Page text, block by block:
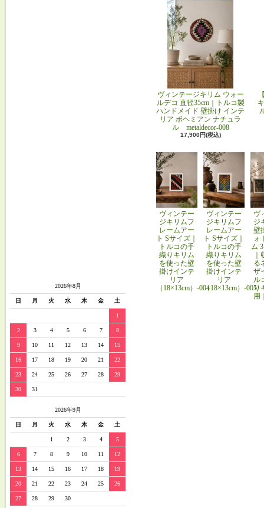
2026年8月
日 月 火 水 木 金 土
1
2 3 4 5 6 7 8
9 10 11 12 13 14 15
16 17 18 19 20 21 22
23 24 25 26 27 28 29
30 31
2026年9月
日 月 火 水 木 金 土
1 2 3 4 5
6 7 8 9 10 11 12
13 14 15 16 17 18 19
20 21 22 23 24 25 26
27 28 29 30
ヴィンテージキリム ウォー
ルデコ 直径35cm｜トルコ製
ハンドメイド 壁掛け インテ
リア ボヘミアン ナチュラ
ル metaldecor-008
17,900円(税込)
ヴィンテー
ジキリムフ
レームアー
ト Sサイズ｜
トルコの手
織りキリム
を使った壁
掛けインテ
リア
（18×13cm）-004
ヴィンテー
ジキリムフ
レームアー
ト Sサイズ｜
トルコの手
織りキリム
を使った壁
掛けインテ
リア
（18×13cm）-005
ヴ
ジ
壁
ォ
ム
る
ザ
ル
り
用